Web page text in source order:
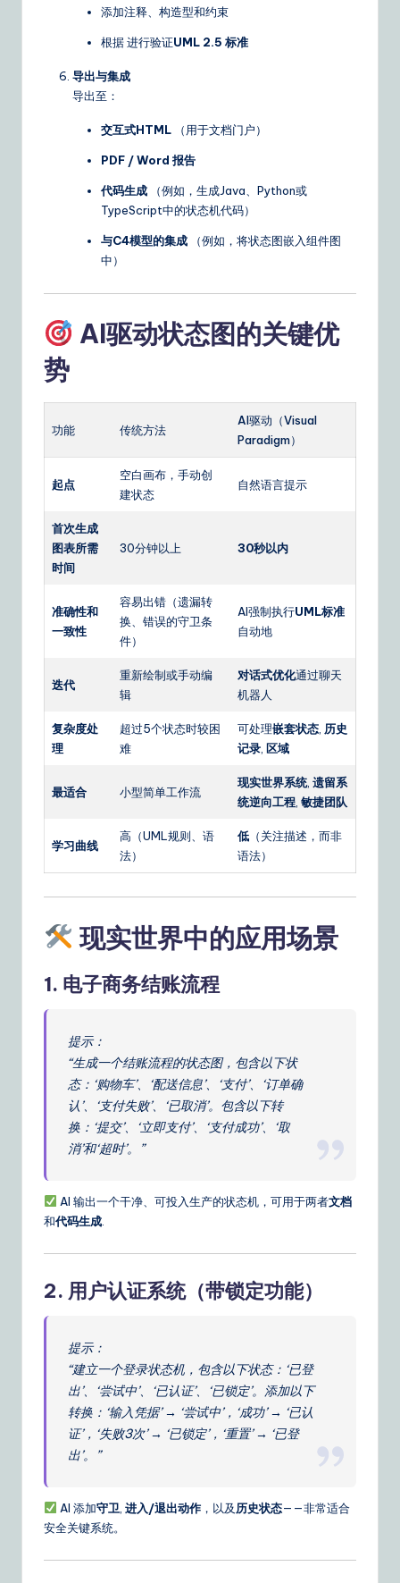
添加注释、构造型和约束
根据 进行验证UML 2.5 标准
导出与集成
导出至：
交互式HTML （用于文档门户）
PDF / Word 报告
代码生成 （例如，生成Java、Python或
TypeScript中的状态机代码）
与C4模型的集成 （例如，将状态图嵌入组件图
中）
AI驱动状态图的关键优
势
功能 传统方法
AI驱动（Visual
Paradigm）
起点
空白画布，手动创
建状态
自然语言提示
首次生成
图表所需
时间
30分钟以上 30秒以内
准确性和
一致性
容易出错（遗漏转
换、错误的守卫条
件）
AI强制执行UML标准
自动地
迭代
重新绘制或手动编
辑
对话式优化通过聊天
机器人
复杂度处
理
超过5个状态时较困
难
可处理嵌套状态, 历史
记录, 区域
最适合 小型简单工作流
现实世界系统, 遗留系
统逆向工程, 敏捷团队
学习曲线
高（UML规则、语
法）
低 （关注描述，而非
语法）
现实世界中的应用场景
1. 电子商务结账流程
提示：
“生成一个结账流程的状态图，包含以下状
态：‘购物车’、‘配送信息’、‘支付’、‘订单确
认’、‘支付失败’、‘已取消’。包含以下转
换：‘提交’、‘立即支付’、‘支付成功’、‘取
消’和‘超时’。”
AI 输出一个干净、可投入生产的状态机，可用于两者文档
和代码生成
2. 用户认证系统（带锁定功能）
提示：
“建立一个登录状态机，包含以下状态：‘已登
出’、‘尝试中’、‘已认证’、‘已锁定’。添加以下
转换：‘输入凭据’ → ‘尝试中’，‘成功’ → ‘已认
证’，‘失败3次’ → ‘已锁定’，‘重置’ → ‘已登
出’。”
AI 添加守卫 进入/退出动作，以及历史状态——非常适合
安全关键系统。